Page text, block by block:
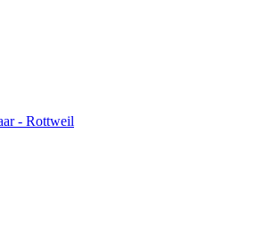
- Rottweil